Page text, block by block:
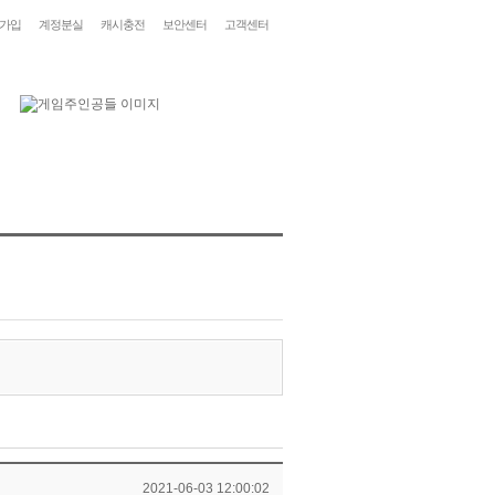
입 계정분실 캐시충전 보안센터 고객센터
2021-06-03 12:00:02